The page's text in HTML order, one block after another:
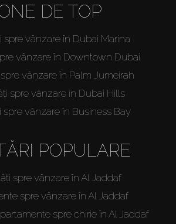
DE TOP
spre vânzare în Dubai Marina
vânzare în Downtown Dubai
vânzare în Palm Jumeirah
spre vânzare în Dubai Hills
spre vânzare în Business Bay
POPULARE
spre vânzare în Al Jaddaf
spre vânzare în Al Jaddaf
spre chirie în Al Jaddaf